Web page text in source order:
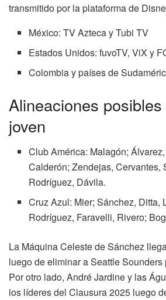
transmitido por la plataforma de
México: TV Azteca y Tubi TV
Estados Unidos: fuvoTV, ViX y
Colombia y países de
Alineaciones
joven
Club América: Malagón​;
Calderón​; Zendejas, Cervantes,
Rodríguez, Dávila.
Cruz Azul: Mier​; Sánchez, Ditta,
Rodríguez, Faravelli, Rivero;
La Máquina Celeste de Sánchez
luego de eliminar a Seattle
Por otro lado, André Jardine y las
los líderes del Clausura 2025 luego